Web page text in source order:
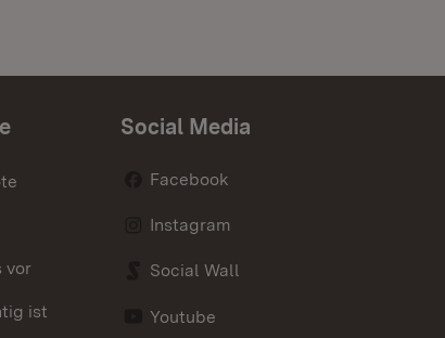
vor
ist
Social Media
Facebook
Instagram
Social Wall
Youtube